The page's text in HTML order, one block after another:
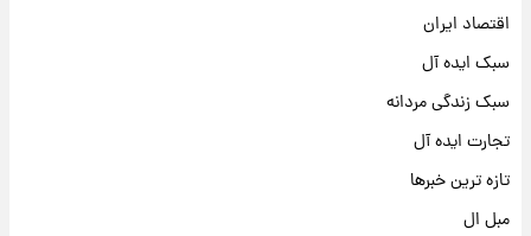
اقتصاد ایران
سبک ایده آل
سبک زندگی مردانه
تجارت ایده آل
تازه ترین خبرها
مبل ال